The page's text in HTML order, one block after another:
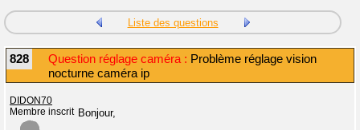
Liste des questions
828 Question réglage caméra : Problème réglage vision
nocturne caméra ip
DIDON70
Membre inscrit Bonjour,